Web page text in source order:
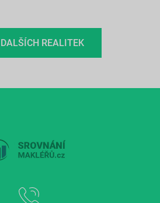
REALITEK